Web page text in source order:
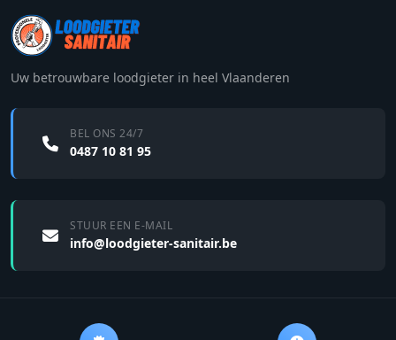
Uw betrouwbare loodgieter in heel Vlaanderen
BEL ONS 24/7
0487 10 81 95
STUUR EEN E-MAIL
info@loodgieter-sanitair.be